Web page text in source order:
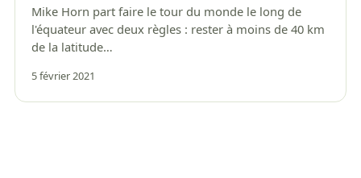
Mike Horn part faire le tour du monde le long de
l'équateur avec deux règles : rester à moins de 40 km
de la latitude…
5 février 2021